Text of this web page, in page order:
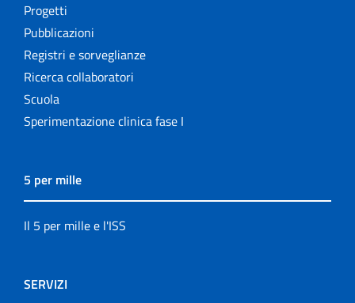
Progetti
Pubblicazioni
Registri e sorveglianze
Ricerca collaboratori
Scuola
Sperimentazione clinica fase I
5 per mille
Il 5 per mille e l'ISS
SERVIZI